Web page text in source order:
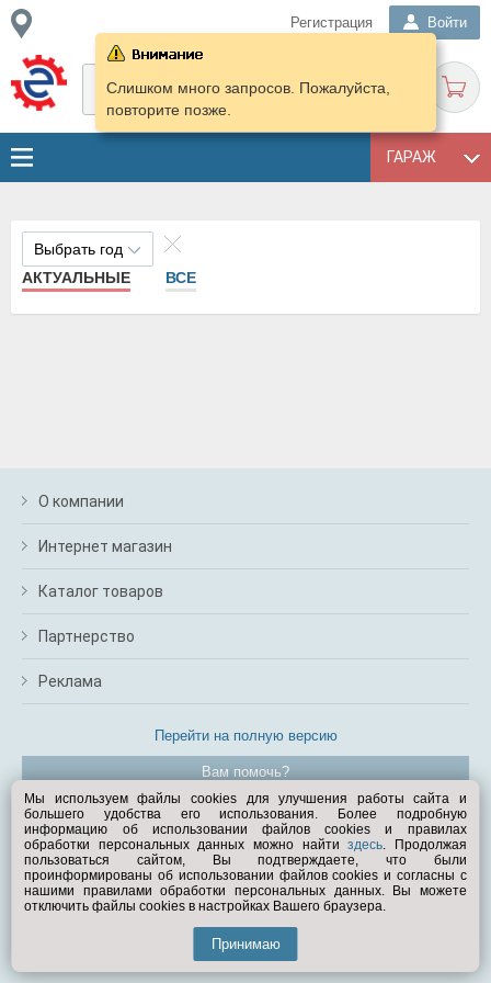
Регистрация Войти
ГАРАЖ
Слишком много запросов. Пожалуйста,
повторите позже.
Выбрать год
АКТУАЛЬНЫЕ
ВСЕ
О компании
Интернет магазин
Каталог товаров
Партнерство
Реклама
Перейти на полную версию
Вам помочь?
© Exist.ru 1998—2026
Мы используем файлы cookies для улучшения работы сайта и
большего удобства его использования. Более подробную
информацию об использовании файлов cookies и правилах
обработки персональных данных можно найтиздесь. Продолжая
пользоваться сайтом, Вы подтверждаете, что были
проинформированы об использовании файлов cookies и согласны с
нашими правилами обработки персональных данных. Вы можете
отключить файлы cookies в настройках Вашего браузера.
Принимаю